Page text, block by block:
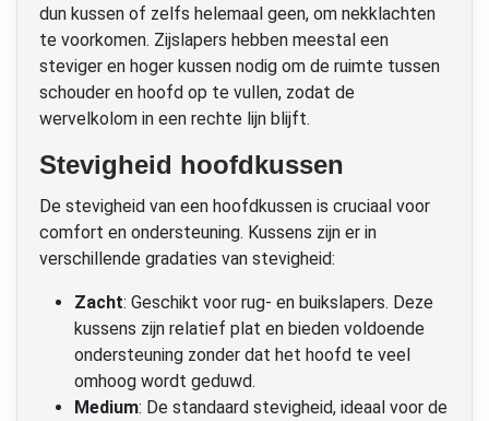
dun kussen of zelfs helemaal geen, om nekklachten
te voorkomen. Zijslapers hebben meestal een
steviger en hoger kussen nodig om de ruimte tussen
schouder en hoofd op te vullen, zodat de
wervelkolom in een rechte lijn blijft.
Stevigheid hoofdkussen
De stevigheid van een hoofdkussen is cruciaal voor
comfort en ondersteuning. Kussens zijn er in
verschillende gradaties van stevigheid:
Zacht: Geschikt voor rug- en buikslapers. Deze
kussens zijn relatief plat en bieden voldoende
ondersteuning zonder dat het hoofd te veel
omhoog wordt geduwd.
Medium: De standaard stevigheid, ideaal voor de